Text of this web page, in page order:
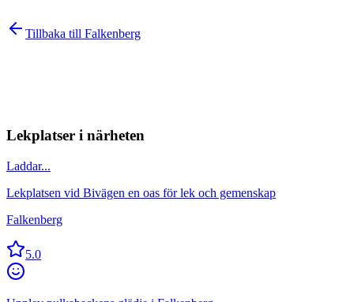
Tillbaka till Falkenberg
Lekplatser i närheten
Laddar...
Lekplatsen vid Bivägen en oas för lek och gemenskap
Falkenberg
5.0